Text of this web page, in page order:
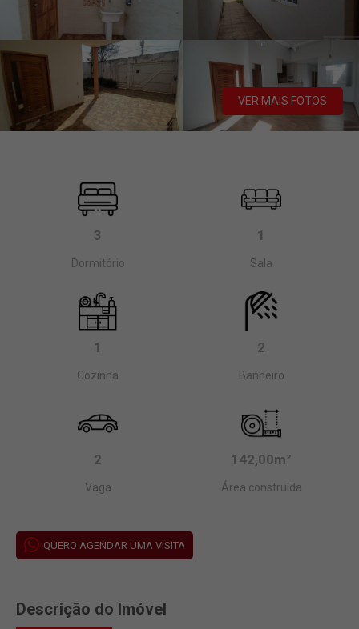
VER MAIS FOTOS
3
Dormitório
1
Sala
1
Cozinha
2
Banheiro
2
Vaga
142,00m²
Área construída
QUERO AGENDAR UMA VISITA
Descrição do Imóvel